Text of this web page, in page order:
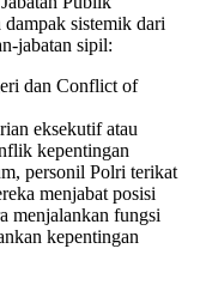
sistemik dari
jabatan sipil:
dan Conflict of
eksekutif atau
kepentingan
personil Polri terikat
menjabat posisi
menjalankan fungsi
kepentingan